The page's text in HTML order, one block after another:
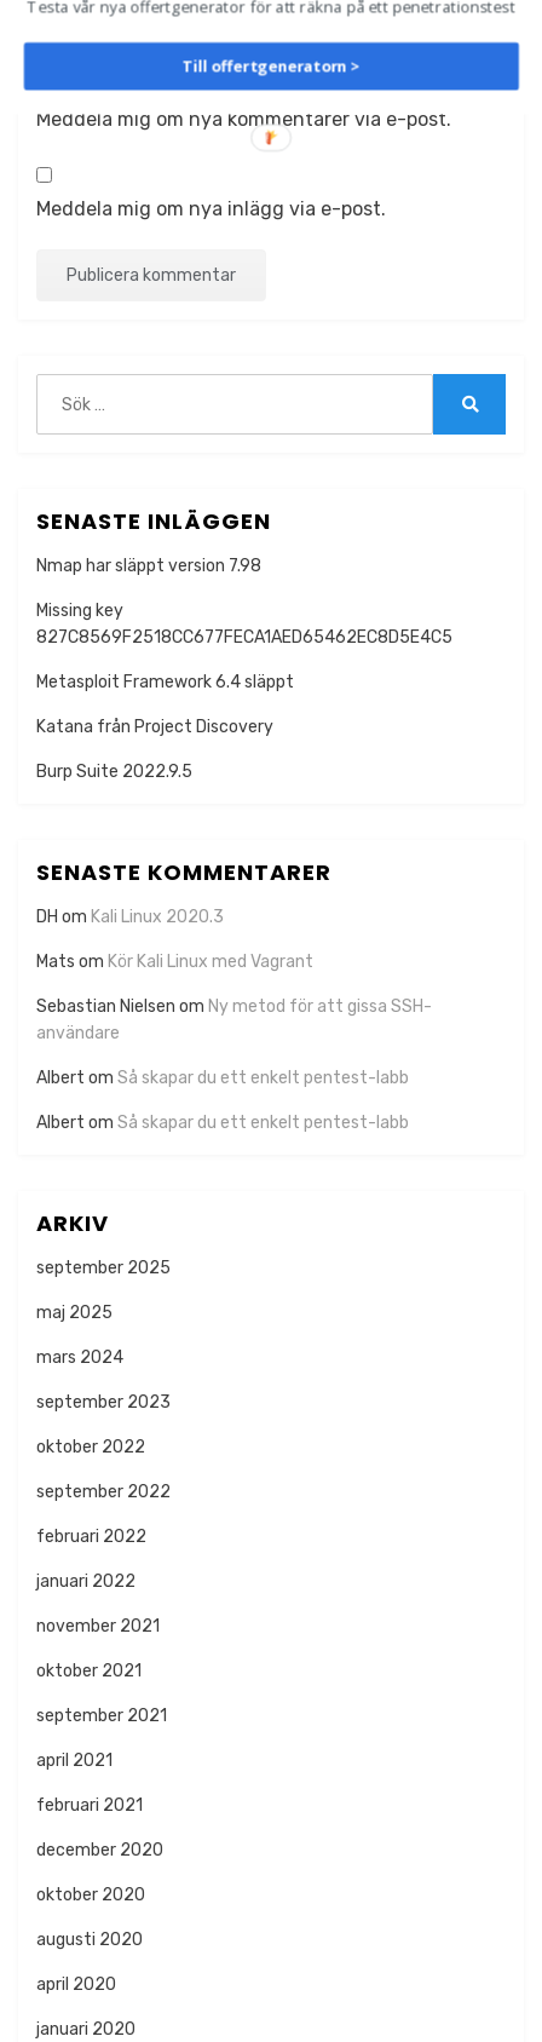
Meddela mig om nya kommentarer via e-post.
Meddela mig om nya inlägg via e-post.
efter:
SENASTE INLÄGGEN
Nmap har släppt version 7.98
Missing key
827C8569F2518CC677FECA1AED65462EC8D5E4C5
Metasploit Framework 6.4 släppt
Katana från Project Discovery
Burp Suite 2022.9.5
SENASTE KOMMENTARER
DH om Kali Linux 2020.3
Mats om Kör Kali Linux med Vagrant
Sebastian Nielsen om Ny metod för att gissa SSH-
användare
Albert om Så skapar du ett enkelt pentest-labb
Albert om Så skapar du ett enkelt pentest-labb
ARKIV
september 2025
maj 2025
mars 2024
september 2023
oktober 2022
september 2022
februari 2022
januari 2022
november 2021
oktober 2021
september 2021
april 2021
februari 2021
december 2020
oktober 2020
augusti 2020
april 2020
januari 2020
Testa vår nya offertgenerator för att räkna på ett penetrationstest
Till offertgeneratorn >